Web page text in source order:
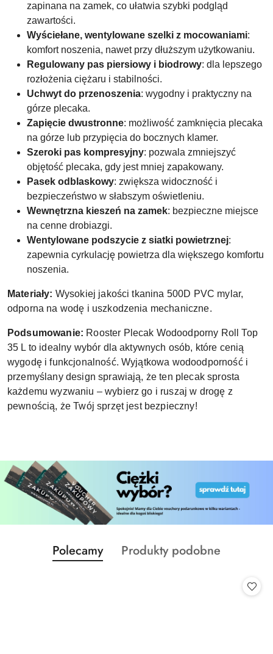
zapinana na zamek, co ułatwia szybki podgląd
zawartości.
Wyściełane, wentylowane szelki z mocowaniami:
komfort noszenia, nawet przy dłuższym użytkowaniu.
Regulowany pas piersiowy i biodrowy: dla lepszego
rozłożenia ciężaru i stabilności.
Uchwyt do przenoszenia: wygodny i praktyczny na
górze plecaka.
Zapięcie dwustronne: możliwość zamknięcia plecaka
na górze lub przypięcia do bocznych klamer.
Szeroki pas kompresyjny: pozwala zmniejszyć
objętość plecaka, gdy jest mniej zapakowany.
Pasek odblaskowy: zwiększa widoczność i
bezpieczeństwo w słabszym oświetleniu.
Wewnętrzna kieszeń na zamek: bezpieczne miejsce
na cenne drobiazgi.
Wentylowane podszycie z siatki powietrznej:
zapewnia cyrkulację powietrza dla większego komfortu
noszenia.
Materiały: Wysokiej jakości tkanina 500D PVC mylar,
odporna na wodę i uszkodzenia mechaniczne.
Podsumowanie: Rooster Plecak Wodoodporny Roll Top
35 L to idealny wybór dla aktywnych osób, które cenią
wygodę i funkcjonalność. Wyjątkowa wodoodporność i
przemyślany design sprawiają, że ten plecak sprosta
każdemu wyzwaniu – wybierz go i ruszaj w drogę z
pewnością, że Twój sprzęt jest bezpieczny!
Pomiń karuzelę produktów
Produkty
o
Polecamy
Produkty
Produkty podobne